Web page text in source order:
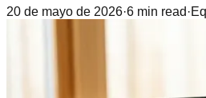
20 de mayo de 2026·6 min read ·